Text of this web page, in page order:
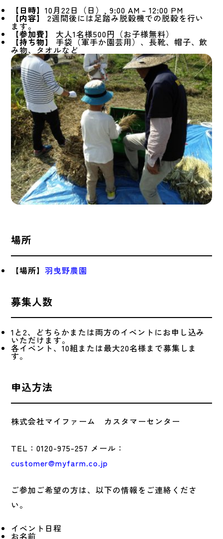
【日時】10月22日（日）, 9:00 AM – 12:00 PM
【内容】 2週間後には足踏み脱穀機での脱穀を行い
ます。
【参加費】 大人1名様500円（お子様無料）
【持ち物】 手袋（軍手か園芸用）、長靴、帽子、飲
み物、タオルなど
場所
【場所】羽曳野農園
募集人数
1と2、どちらかまたは両方のイベントにお申し込み
いただけます。
各イベント、10組または最大20名様まで募集しま
す。
申込方法
株式会社マイファーム カスタマーセンター
TEL：0120-975-257 メール：
customer@myfarm.co.jp
ご参加ご希望の方は、以下の情報をご連絡くださ
い。
イベント日程
お名前